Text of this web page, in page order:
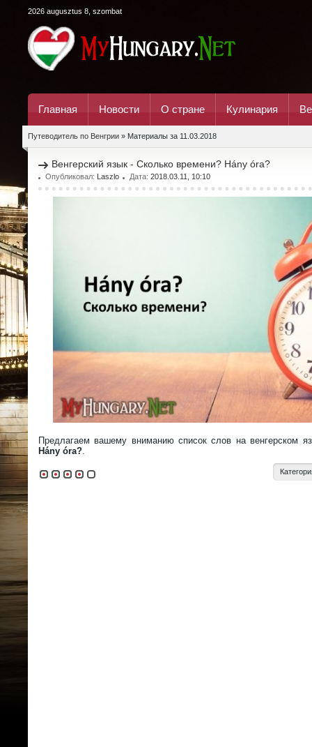
2026 augusztus 8, szombat
Главная Новости О стране Кулинария
Путеводитель по Венгрии » Материалы за 11.03.2018
Венгерский язык - Сколько времени? Hány óra?
Опубликовал: Laszlo Дата: 2018.03.11, 10:10
Предлагаем вашему вниманию список слов на венгерском
Hány óra?.